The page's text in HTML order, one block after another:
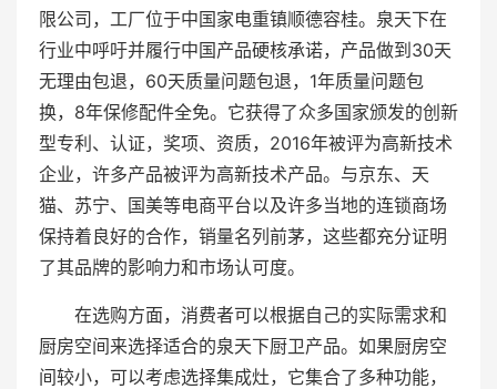
限公司，工厂位于中国家电重镇顺德容桂。泉天下在
行业中呼吁并履行中国产品硬核承诺，产品做到30天
无理由包退，60天质量问题包退，1年质量问题包
换，8年保修配件全免。它获得了众多国家颁发的创新
型专利、认证，奖项、资质，2016年被评为高新技术
企业，许多产品被评为高新技术产品。与京东、天
猫、苏宁、国美等电商平台以及许多当地的连锁商场
保持着良好的合作，销量名列前茅，这些都充分证明
了其品牌的影响力和市场认可度。
在选购方面，消费者可以根据自己的实际需求和
厨房空间来选择适合的泉天下厨卫产品。如果厨房空
间较小，可以考虑选择集成灶，它集合了多种功能，